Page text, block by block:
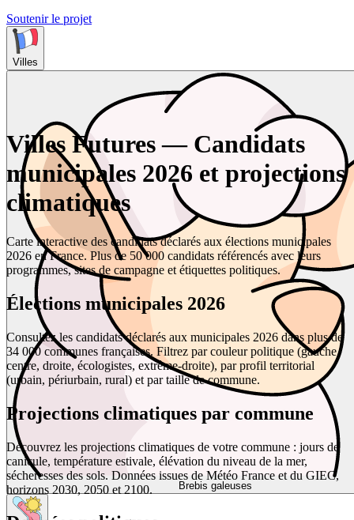
Soutenir le projet
Villes
Brebis galeuses
Villes Futures — Candidats
municipales 2026 et projections
climatiques
Carte interactive des candidats déclarés aux élections municipales
2026 en France. Plus de 50 000 candidats référencés avec leurs
programmes, sites de campagne et étiquettes politiques.
Élections municipales 2026
Consultez les candidats déclarés aux municipales 2026 dans plus de
34 000 communes françaises. Filtrez par couleur politique (gauche,
centre, droite, écologistes, extrême-droite), par profil territorial
(urbain, périurbain, rural) et par taille de commune.
Projections climatiques par commune
Découvrez les projections climatiques de votre commune : jours de
canicule, température estivale, élévation du niveau de la mer,
sécheresses des sols. Données issues de Météo France et du GIEC,
horizons 2030, 2050 et 2100.